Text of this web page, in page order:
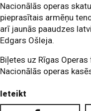
Nacionālās operas
pieprasītais armēņu
arī jaunās paaudzes
Edgars Ošleja.
Biļetes uz Rīgas
Nacionālās operas
Ieteikt